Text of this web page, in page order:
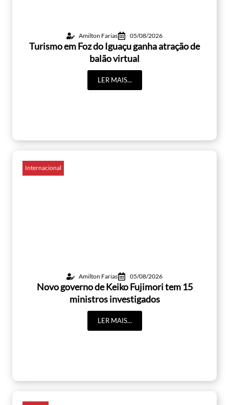
Amilton Farias 05/08/2026
Turismo em Foz do Iguaçu ganha atração de
balão virtual
LER MAIS...
Internacional
Amilton Farias 05/08/2026
Novo governo de Keiko Fujimori tem 15
ministros investigados
LER MAIS...